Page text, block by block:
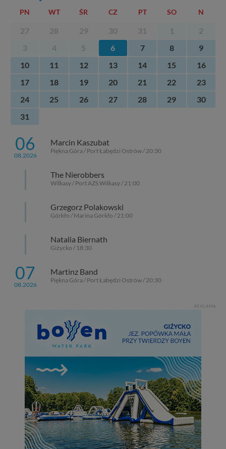
PN WT ŚR CZ PT SO N
27 28 29 30 31 1
2
3
4 5 6 7 8
9
10
11 12 13 14 15
16
17
18 19 20 21 22
23
24
25 26 27 28 29
30
31
06
08.2026
Marcin Kaszubat
Piękna Góra / Port Łabędzi Ostrów / 20:30
The Nierobbers
Wilkasy / Port AZS Wilkasy / 21:00
Grzegorz Polakowski
Górkło / Marina Górkło / 21:00
Natalia Biernath
Giżycko / 18:30
07
08.2026
Martinz Band
Piękna Góra / Port Łabędzi Ostrów / 20:30
REKLAMA
Administratorem Twoich danych jest: Agencja
Reklamowa Kreacja Monika Borkowska, z siedzibą ul.
skontaktować się za pośrednictwem tej
W każdej chwili możesz: zażądać dostępu do swoich
danych, zażądać ich poprawienia lub usunięcia,
zabronić ich przetwarzania. Pamiętaj jednak, że nie
zawsze jest możliwe techniczne zrealizowanie Twoich
praw w odniesieniu do informacji zawartych w plikach
cookies. Twoja przeglądarka umożliwia Ci skasowanie
tych plików - w pewnych przypadkach nie możemy tego
zrobić za Ciebie.
Dziękujemy, i życzmy miłego odkrywania Mazur na
nowo...